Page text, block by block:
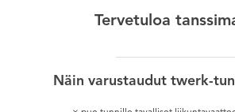
Tervetuloa
Näin varustaudut twerk-